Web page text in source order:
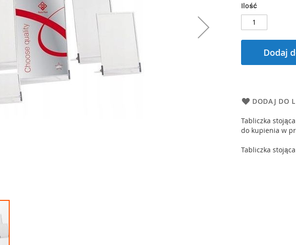
Ilość
Dodaj
DODAJ DO
Tabliczka
do kupienia w
Tabliczka